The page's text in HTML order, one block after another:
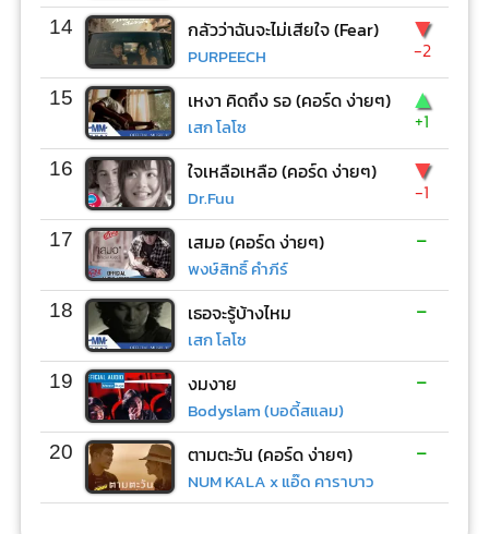
14 กลัวว่าฉันจะไม่เสียใจ (Fear)
PURPEECH
▼
-2
15 เหงา คิดถึง รอ (คอร์ด ง่ายๆ)
เสก โลโซ
▲
+1
16 ใจเหลือเหลือ (คอร์ด ง่ายๆ)
Dr.Fuu
▼
-1
17 เสมอ (คอร์ด ง่ายๆ)
พงษ์สิทธิ์ คำภีร์
-
18 เธอจะรู้บ้างไหม
เสก โลโซ
-
19 งมงาย
Bodyslam (บอดี้สแลม)
-
20 ตามตะวัน (คอร์ด ง่ายๆ)
NUM KALA x แอ๊ด คาราบาว
-